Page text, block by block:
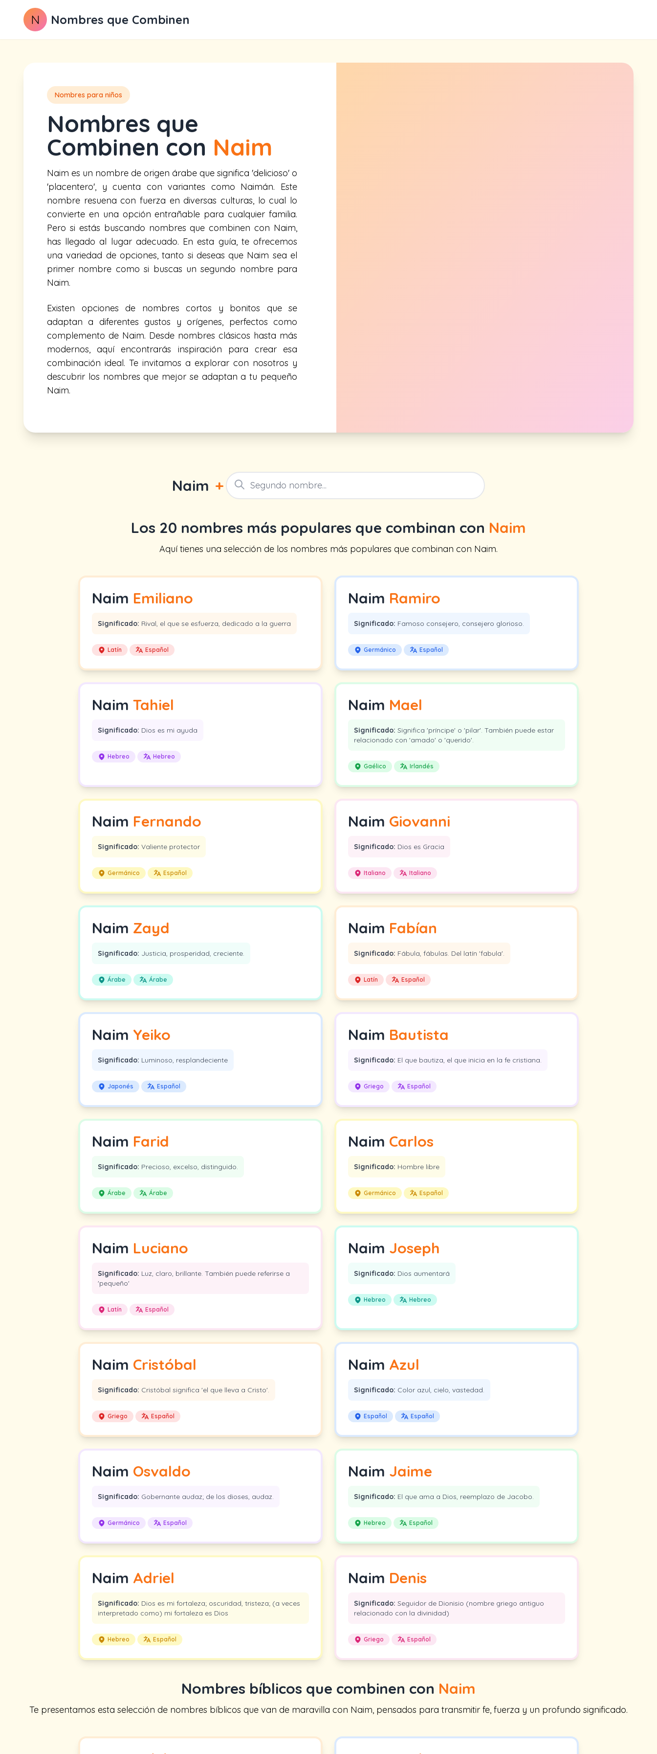
N Nombres que Combinen
Nombres para niños
Nombres que
Combinen con Naim
Naim es un nombre de origen árabe que significa 'delicioso' o
'placentero', y cuenta con variantes como Naimán. Este
nombre resuena con fuerza en diversas culturas, lo cual lo
convierte en una opción entrañable para cualquier familia.
Pero si estás buscando nombres que combinen con Naim,
has llegado al lugar adecuado. En esta guía, te ofrecemos
una variedad de opciones, tanto si deseas que Naim sea el
primer nombre como si buscas un segundo nombre para
Naim.
Existen opciones de nombres cortos y bonitos que se
adaptan a diferentes gustos y orígenes, perfectos como
complemento de Naim. Desde nombres clásicos hasta más
modernos, aquí encontrarás inspiración para crear esa
combinación ideal. Te invitamos a explorar con nosotros y
descubrir los nombres que mejor se adaptan a tu pequeño
Naim.
Naim +
Los 20 nombres más populares que combinan con Naim
Aquí tienes una selección de los nombres más populares que combinan con Naim.
Naim Emiliano
Significado: Rival, el que se esfuerza, dedicado a la guerra
Latín Español
Naim Ramiro
Significado: Famoso consejero, consejero glorioso.
Germánico Español
Naim Tahiel
Significado: Dios es mi ayuda
Hebreo Hebreo
Naim Mael
Significado: Significa 'príncipe' o 'pilar'. También puede estar
relacionado con 'amado' o 'querido'.
Gaélico Irlandés
Naim Fernando
Significado: Valiente protector
Germánico Español
Naim Giovanni
Significado: Dios es Gracia
Italiano Italiano
Naim Zayd
Significado: Justicia, prosperidad, creciente.
Árabe Árabe
Naim Fabían
Significado: Fábula, fábulas. Del latín 'fabula'.
Latín Español
Naim Yeiko
Significado: Luminoso, resplandeciente
Japonés Español
Naim Bautista
Significado: El que bautiza, el que inicia en la fe cristiana.
Griego Español
Naim Farid
Significado: Precioso, excelso, distinguido.
Árabe Árabe
Naim Carlos
Significado: Hombre libre
Germánico Español
Naim Luciano
Significado: Luz, claro, brillante. También puede referirse a
'pequeño'
Latín Español
Naim Joseph
Significado: Dios aumentará
Hebreo Hebreo
Naim Cristóbal
Significado: Cristóbal significa 'el que lleva a Cristo'.
Griego Español
Naim Azul
Significado: Color azul, cielo, vastedad.
Español Español
Naim Osvaldo
Significado: Gobernante audaz; de los dioses, audaz.
Germánico Español
Naim Jaime
Significado: El que ama a Dios, reemplazo de Jacobo.
Hebreo Español
Naim Adriel
Significado: Dios es mi fortaleza; oscuridad, tristeza; (a veces
interpretado como) mi fortaleza es Dios
Hebreo Español
Naim Denis
Significado: Seguidor de Dionisio (nombre griego antiguo
relacionado con la divinidad)
Griego Español
Nombres bíblicos que combinen con Naim
Te presentamos esta selección de nombres bíblicos que van de maravilla con Naim, pensados para transmitir fe, fuerza y un profundo significado.